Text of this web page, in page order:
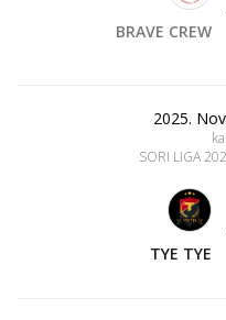
BRAVE CREW
2025.
SORI LIGA
TYE TYE